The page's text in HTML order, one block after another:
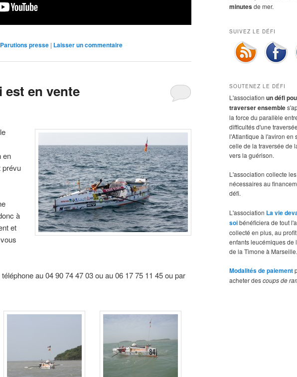
Parutions presse | Laisser un commentaire
est en vente
en
prévu
à
et
au 04 90 74 47 03 ou au 06 17 75 11 45 ou par
minutesde mer.
SUIVEZ LE DÉFI
SOUTENEZ LE DÉFI
L'association un défi
traverser ensemble
la force du parallèle
difficultés d'une
l'Atlantique à l'aviron en
celle de la traversée de
vers la guérison.
L'association collecte
nécessaires au
défi.
L'association La vie
soibénéficiera de tout
collecté en plus, au
enfants leucémiques de
de la Timone à Marseille.
Modalités de paiement
acheter descoups de